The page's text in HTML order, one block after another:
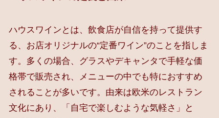
ハウスワインとは、飲食店が自信を持って提供す
る、お店オリジナルの“定番ワイン”のことを指しま
す。多くの場合、グラスやデキャンタで手軽な価
格帯で販売され、メニューの中でも特におすすめ
されることが多いです。由来は欧米のレストラン
文化にあり、「自宅で楽しむような気軽さ」と